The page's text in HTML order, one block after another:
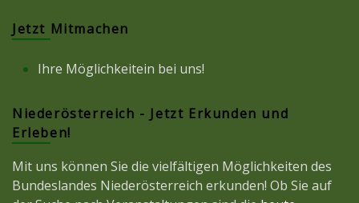
Jetzt Mitmachen
Ihre Möglichkeitein bei uns!
Niederösterreich - Jetzt Erkunden und
Erleben!
Mit uns können Sie die vielfältigen Möglichkeiten des
Bundeslandes Niederösterreich erkunden! Ob Sie auf